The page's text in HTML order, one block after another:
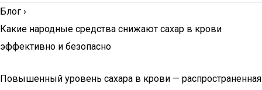
Блог ›
Какие народные средства снижают сахар в крови
эффективно и безопасно
Повышенный уровень сахара в крови — распространенная